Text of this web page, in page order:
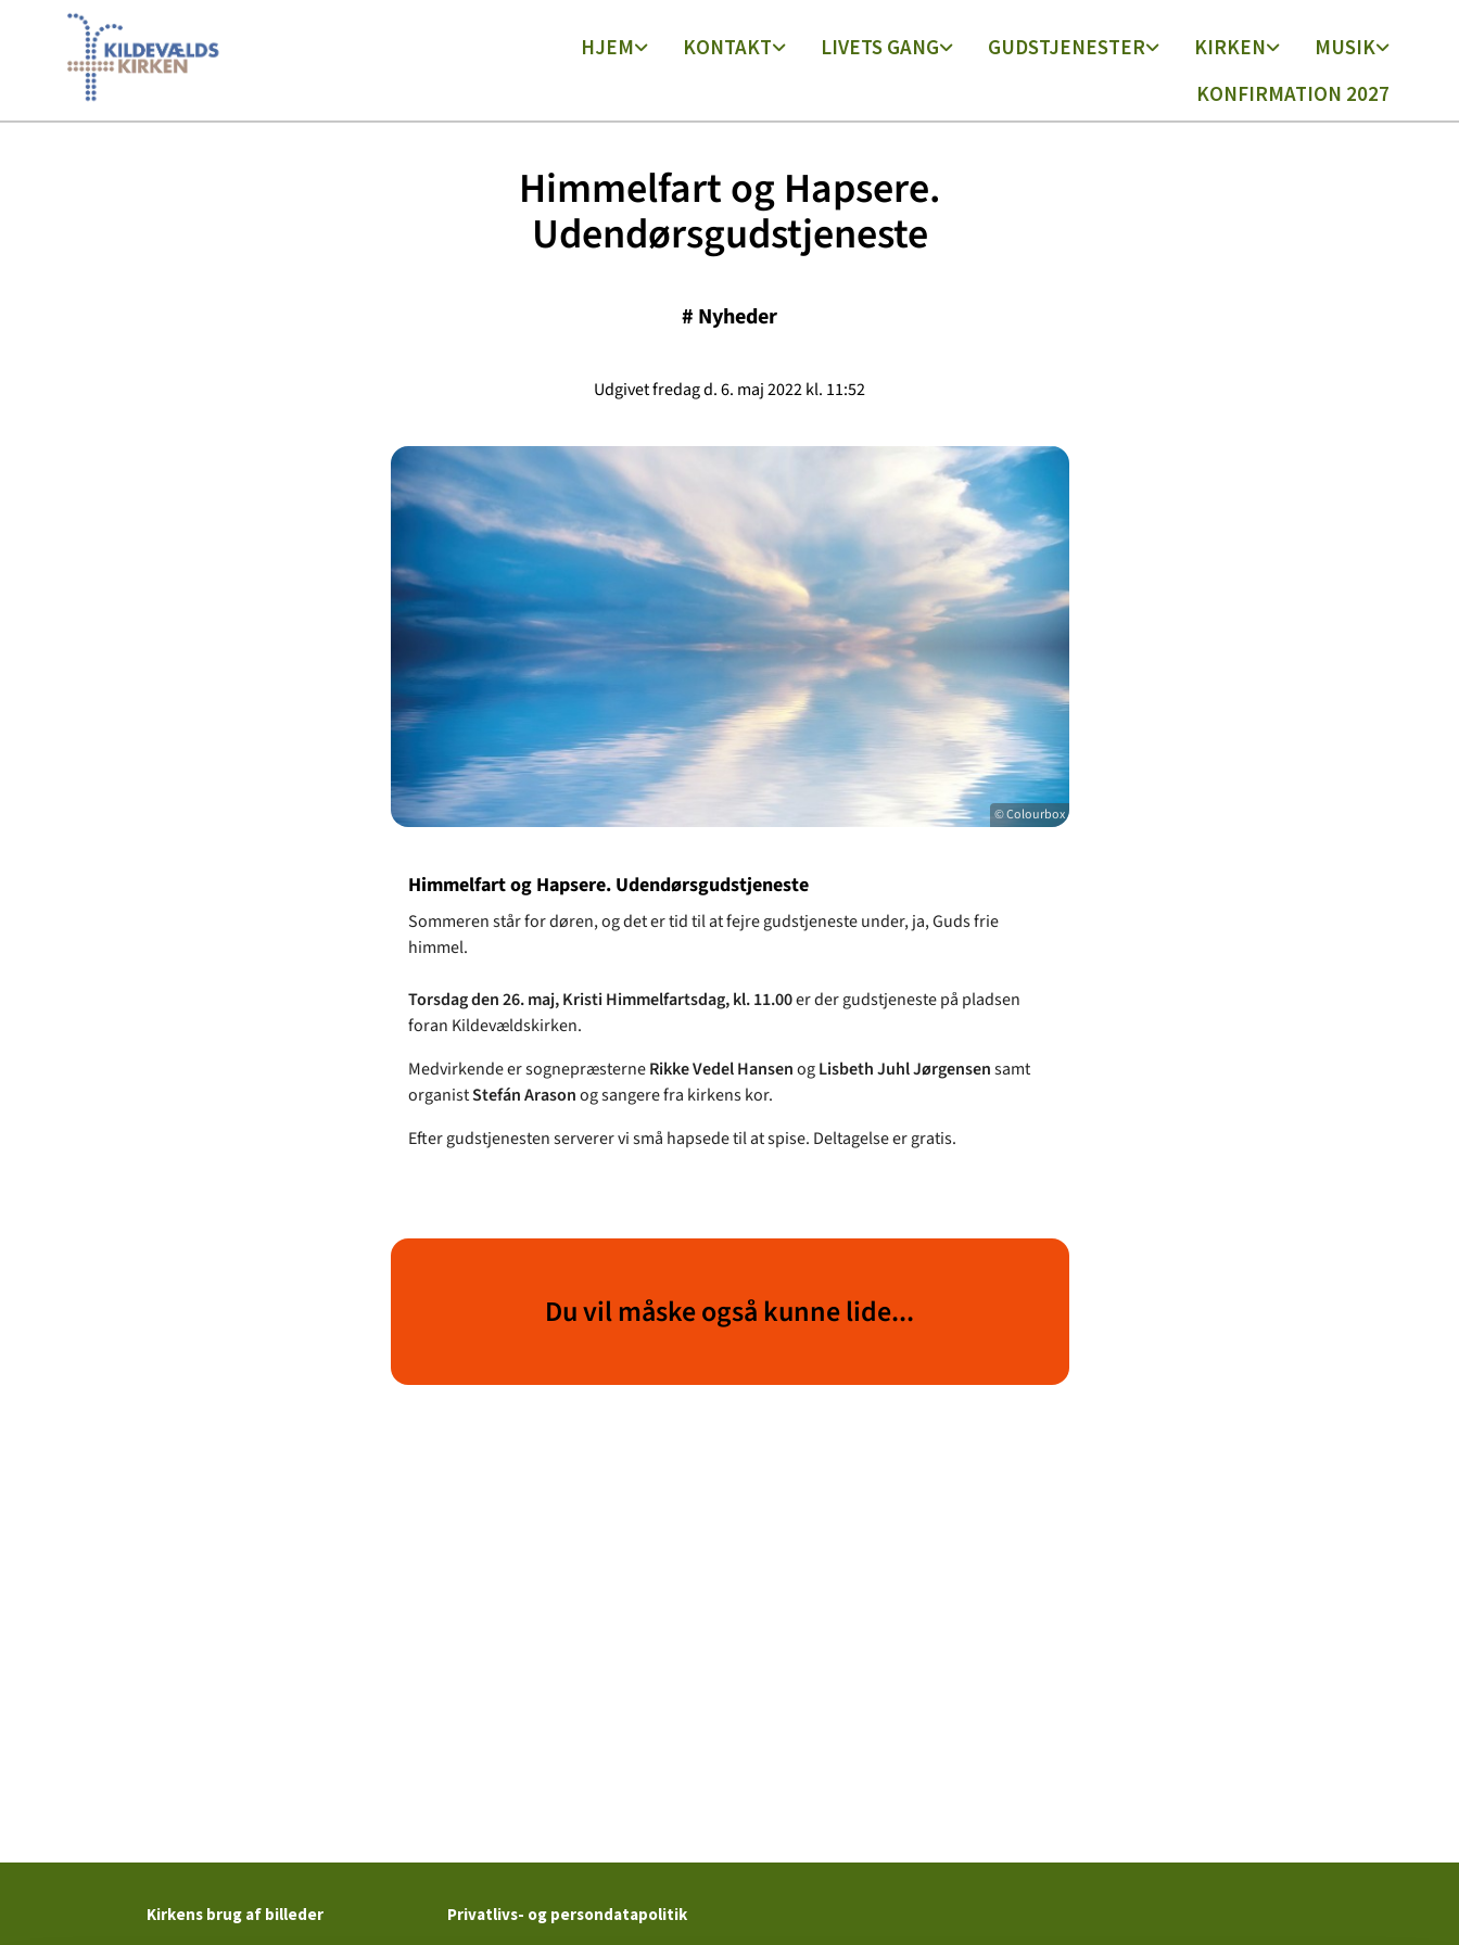
HJEM KONTAKT LIVETS GANG GUDSTJENESTER KIRKEN
MUSIK
KONFIRMATION 2027
Himmelfart og Hapsere.
Udendørsgudstjeneste
# Nyheder
Udgivet fredag d. 6. maj 2022 kl. 11:52
© Colourbox
Himmelfart og Hapsere. Udendørsgudstjeneste
Sommeren står for døren, og det er tid til at fejre gudstjeneste under, ja, Guds frie
himmel.
Torsdag den 26. maj, Kristi Himmelfartsdag, kl. 11.00er der gudstjeneste på pladsen
foran Kildevældskirken.
Medvirkende er sognepræsterneRikke Vedel HansenogLisbeth Juhl Jørgensensamt
organistStefán Arasonog sangere fra kirkens kor.
Efter gudstjenesten serverer vi små hapsede til at spise. Deltagelse er gratis.
Du vil måske også kunne lide...
Kirkens brug af billeder Privatlivs- og persondatapolitik